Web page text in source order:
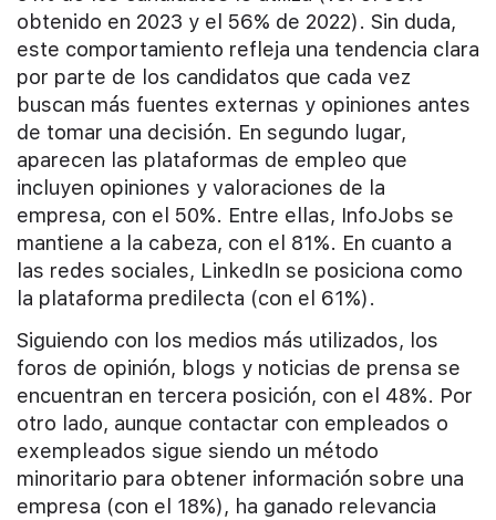
obtenido en 2023 y el 56% de 2022). Sin duda,
este comportamiento refleja una tendencia clara
por parte de los candidatos que cada vez
buscan más fuentes externas y opiniones antes
de tomar una decisión. En segundo lugar,
aparecen las plataformas de empleo que
incluyen opiniones y valoraciones de la
empresa, con el 50%. Entre ellas, InfoJobs se
mantiene a la cabeza, con el 81%. En cuanto a
las redes sociales, LinkedIn se posiciona como
la plataforma predilecta (con el 61%).
Siguiendo con los medios más utilizados, los
foros de opinión, blogs y noticias de prensa se
encuentran en tercera posición, con el 48%. Por
otro lado, aunque contactar con empleados o
exempleados sigue siendo un método
minoritario para obtener información sobre una
empresa (con el 18%), ha ganado relevancia